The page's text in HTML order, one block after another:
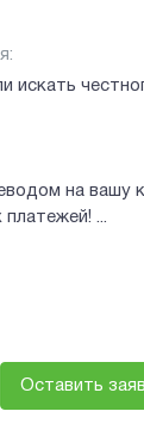
искать
на вашу
платежей! ...
Оставить